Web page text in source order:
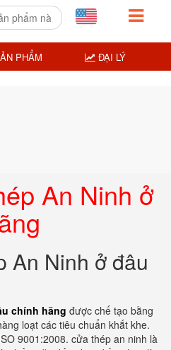
An Ninh ở
An Ninh ở đâu
chính hãng được chế tạo bằng
loạt các tiêu chuẩn khắt khe.
9001:2008. cửa thép an ninh là
PHẨM ĐẠI LÝ